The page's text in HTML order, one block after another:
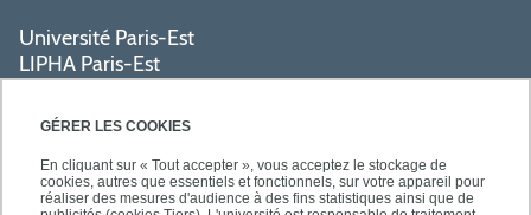
GÉRER LES COOKIES
En cliquant sur « Tout accepter », vous acceptez le stockage de
cookies, autres que essentiels et fonctionnels, sur votre appareil pour
réaliser des mesures d'audience à des fins statistiques ainsi que de
Université Paris-Est
LIPHA Paris-Est
61, avenue du Général de Gaulle